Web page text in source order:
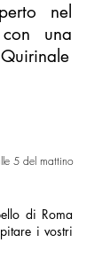
nel
una
5 del mattino
di Roma
i vostri